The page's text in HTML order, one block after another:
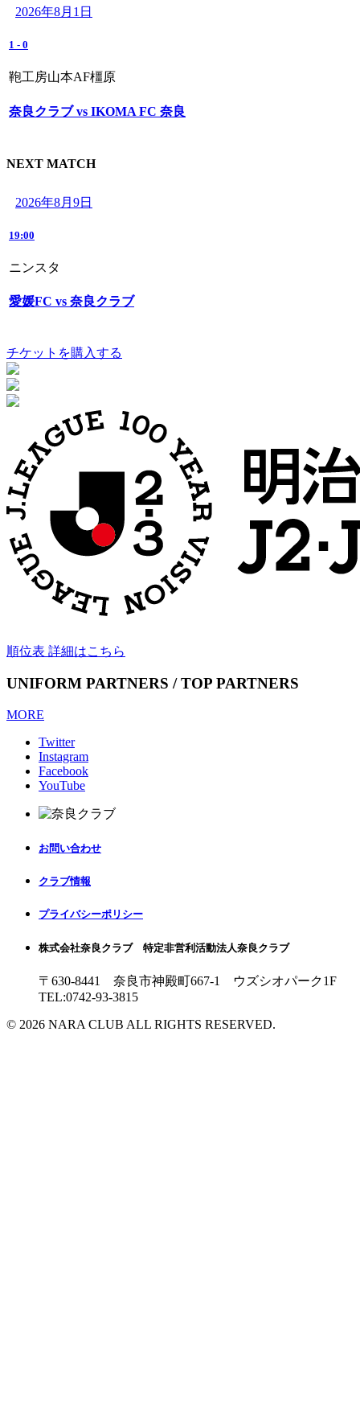
2026年8月1日
1 - 0
鞄工房山本AF橿原
奈良クラブ vs IKOMA FC 奈良
NEXT MATCH
2026年8月9日
19:00
ニンスタ
愛媛FC vs 奈良クラブ
チケットを購入する
順位表 詳細はこちら
UNIFORM PARTNERS / TOP PARTNERS
MORE
Twitter
Instagram
Facebook
YouTube
お問い合わせ
クラブ情報
プライバシーポリシー
株式会社奈良クラブ 特定非営利活動法人奈良クラブ
〒630-8441 奈良市神殿町667-1
ウズシオパーク1F
TEL:0742-93-3815
© 2026 NARA CLUB ALL RIGHTS RESERVED.